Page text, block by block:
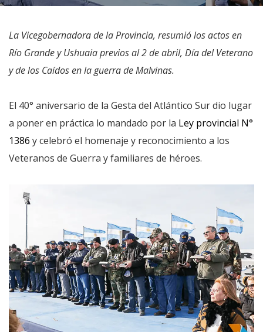
La Vicegobernadora de la Provincia, resumió los actos en
Río Grande y Ushuaia previos al 2 de abril, Día del Veterano
y de los Caídos en la guerra de Malvinas.
El 40° aniversario de la Gesta del Atlántico Sur dio lugar
a poner en práctica lo mandado por la Ley provincial N°
1386 y celebró el homenaje y reconocimiento a los
Veteranos de Guerra y familiares de héroes.